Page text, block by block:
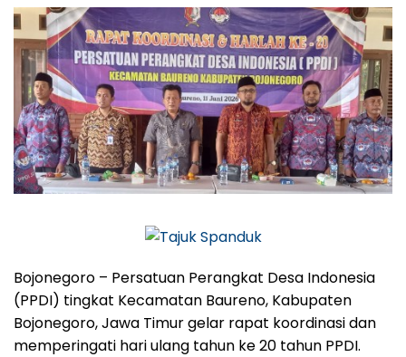
Bojonegoro – Persatuan Perangkat Desa Indonesia
(PPDI) tingkat Kecamatan Baureno, Kabupaten
Bojonegoro, Jawa Timur gelar rapat koordinasi dan
memperingati hari ulang tahun ke 20 tahun PPDI.